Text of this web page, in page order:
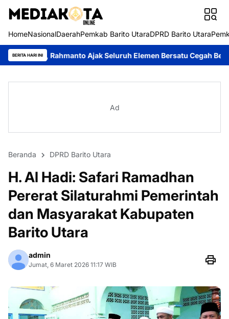
HomeNasionalDaerahPemkab Barito UtaraDPRD Barito Utara
BERITA HARI INI
Ajak Seluruh Elemen Bersatu Cegah Bencana Perkuat
Ad
Beranda DPRD Barito Utara
H. Al Hadi: Safari Ramadhan
Pererat Silaturahmi Pemerintah
dan Masyarakat Kabupaten
Barito Utara
admin
Jumat, 6 Maret 2026 11:17 WIB